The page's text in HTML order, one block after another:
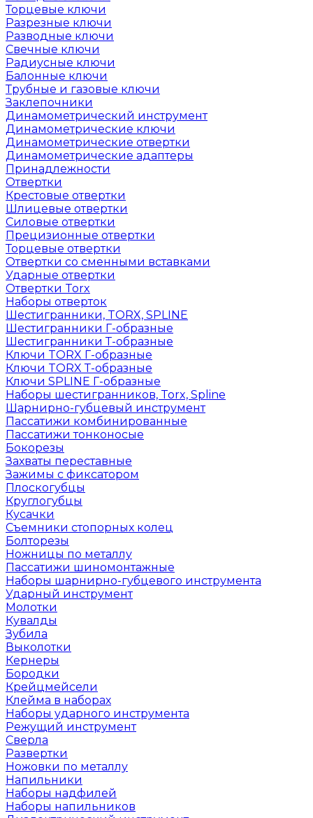
Торцевые ключи
Разрезные ключи
Разводные ключи
Свечные ключи
Радиусные ключи
Балонные ключи
Трубные и газовые ключи
Заклепочники
Динамометрический инструмент
Динамометрические ключи
Динамометрические отвертки
Динамометрические адаптеры
Принадлежности
Отвертки
Крестовые отвертки
Шлицевые отвертки
Силовые отвертки
Прецизионные отвертки
Торцевые отвертки
Отвертки со сменными вставками
Ударные отвертки
Отвертки Torx
Наборы отверток
Шестигранники, TORX, SPLINE
Шестигранники Г-образные
Шестигранники Т-образные
Ключи TORX Г-образные
Ключи TORX Т-образные
Ключи SPLINE Г-образные
Наборы шестигранников, Torx, Spline
Шарнирно-губцевый инструмент
Пассатижи комбинированные
Пассатижи тонконосые
Бокорезы
Захваты переставные
Зажимы с фиксатором
Плоскогубцы
Круглогубцы
Кусачки
Съемники стопорных колец
Болторезы
Ножницы по металлу
Пассатижи шиномонтажные
Наборы шарнирно-губцевого инструмента
Ударный инструмент
Молотки
Кувалды
Зубила
Выколотки
Кернеры
Бородки
Крейцмейсели
Клейма в наборах
Наборы ударного инструмента
Режущий инструмент
Сверла
Развертки
Ножовки по металлу
Напильники
Наборы надфилей
Наборы напильников